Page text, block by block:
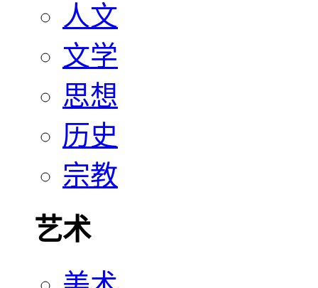
人文
文学
思想
历史
宗教
艺术